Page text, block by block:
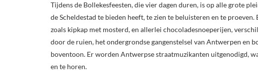
Tijdens de Bollekesfeesten, die vier dagen duren, is op alle grote
de Scheldestad te bieden heeft, te zien te beluisteren en te
zoals kipkap met mosterd, en allerlei chocoladesnoeperijen,
door de ruien, het ondergrondse gangenstelsel van Antwerpen en
boventoon. Er worden Antwerpse straatmuzikanten uitgenodigd,
en te horen.